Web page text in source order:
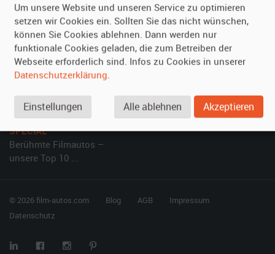
Vermieten
Oldtimer anmelden
Fotos senden
Fragen für Vermieter
Inserat verwalten
Hilfe
Häufige Fragen (FAQ)
So funktioniert's
SPECIAL
Berühmte Filmautos –
unsere Top 10 ...
© 2026 film-autos.com Blog AGB
Impressum
Datenschutz
Um unsere Website und unseren Service zu optimieren
setzen wir Cookies ein. Sollten Sie das nicht wünschen,
können Sie Cookies ablehnen. Dann werden nur
funktionale Cookies geladen, die zum Betreiben der
Webseite erforderlich sind. Infos zu Cookies in unserer
Datenschutzerklärung.
Einstellungen Alle ablehnen Akzeptieren